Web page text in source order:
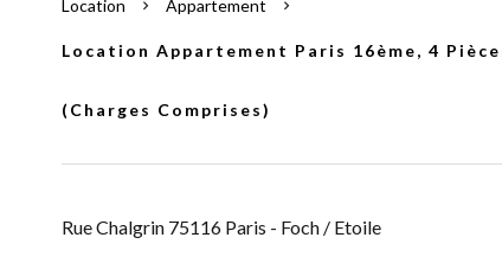
Location Appartement
Location Appartement Paris 16ème, 4
(Charges Comprises)
Rue Chalgrin 75116 Paris - Foch / Etoile